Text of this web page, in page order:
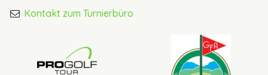
Kontakt zum Turnierbüro